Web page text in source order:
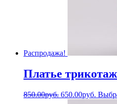
Распродажа!
Платье
850.00руб. 650.00руб.